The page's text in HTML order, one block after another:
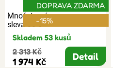
Množstevní
sleva 30%
DOPRAVA ZDARMA
-15%
Skladem 53 kusů
2 313 Kč
1 974 Kč Detail